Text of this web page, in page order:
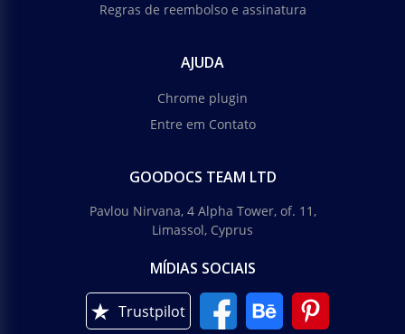
Regras de reembolso e assinatura
AJUDA
Chrome plugin
Entre em Contato
GOODOCS TEAM LTD
Pavlou Nirvana, 4 Alpha Tower, of. 11,
Limassol, Cyprus
MÍDIAS SOCIAIS
Trustpilot